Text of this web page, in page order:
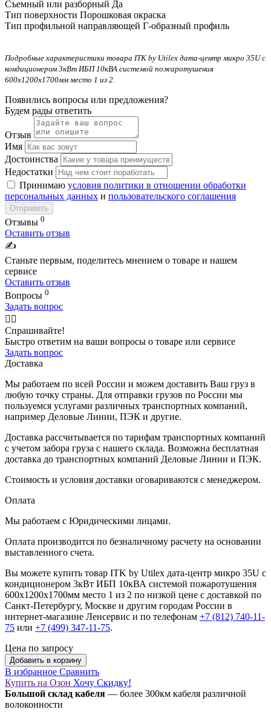
Съемный или разборный Да
Тип поверхности Порошковая окраска
Тип профильной направляющей Г-образный профиль
Подробные характеристики товара ITK by Utilex дата-центр микро 35U с
кондиционером 3кВт ИБП 10кВА системой пожаротушения
600х1200х1700мм место 1 из 2.
Появились вопросы или предложения?
Будем рады ответить
Отзыв
Имя
Достоинства
Недостатки
Принимаю условия политики в отношении обработки
персональных данных и пользовательского соглашения
Отправить
Отзывы 0
Оставить отзыв
✍️
Станьте первым, поделитесь мнением о товаре и нашем
сервисе
Оставить отзыв
Вопросы 0
Задать вопрос
🙋‍♂️
Спрашивайте!
Быстро ответим на ваши вопросы о товаре или сервисе
Задать вопрос
Доставка
Мы работаем по всей России и можем доставить Ваш груз в
любую точку страны. Для отправки грузов по России мы
пользуемся услугами различных транспортных компаний,
например Деловые Линии, ПЭК и другие.
Доставка рассчитывается по тарифам транспортных компаний
с учетом забора груза с нашего склада. Возможна бесплатная
доставка до транспортных компаний Деловые Линии и ПЭК.
Стоимость и условия доставки оговариваются с менеджером.
Оплата
Мы работаем с Юридическими лицами.
Оплата производится по безналичному расчету на основании
выставленного счета.
Вы можете купить товар ITK by Utilex дата-центр микро 35U с
кондиционером 3кВт ИБП 10кВА системой пожаротушения
600х1200х1700мм место 1 из 2 по низкой цене с доставкой по
Санкт-Петербургу, Москве и другим городам России в
интернет-магазине Ленсервис и по телефонам +7 (812) 740-11-
75 или +7 (499) 347-11-75.
Цена по запросу
Добавить в корзину
В избранное Сравнить
Купить на Озон Хочу Скидку!
Большой склад кабеля — более 300км кабеля различной
волоконности